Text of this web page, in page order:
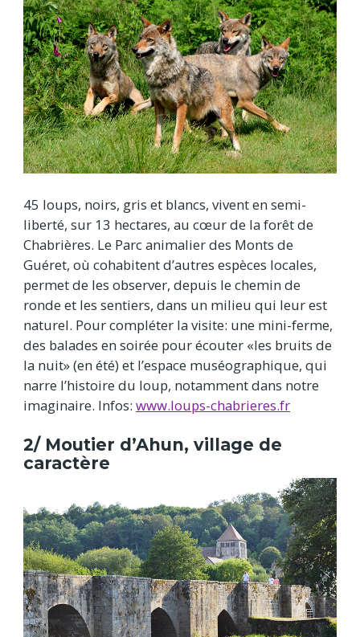
45 loups, noirs, gris et blancs, vivent en semi-
liberté, sur 13 hectares, au cœur de la forêt de
Chabrières. Le Parc animalier des Monts de
Guéret, où cohabitent d’autres espèces locales,
permet de les observer, depuis le chemin de
ronde et les sentiers, dans un milieu qui leur est
naturel. Pour compléter la visite: une mini-ferme,
des balades en soirée pour écouter «les bruits de
la nuit» (en été) et l’espace muséographique, qui
narre l’histoire du loup, notamment dans notre
imaginaire. Infos: www.loups-chabrieres.fr
2/ Moutier d’Ahun, village de
caractère